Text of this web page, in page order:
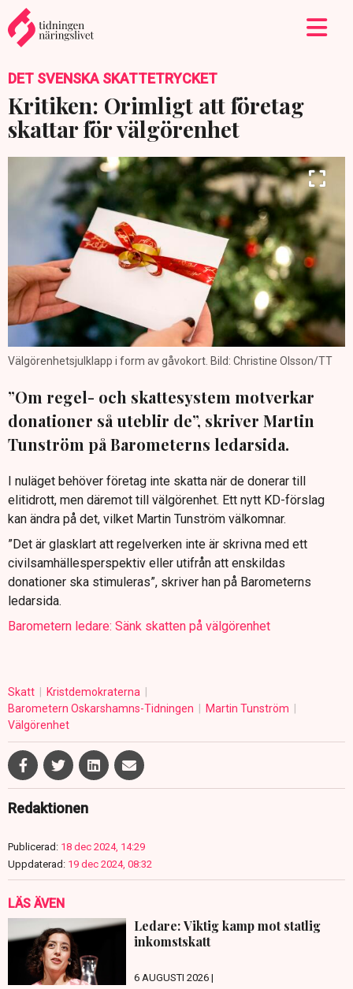
DET SVENSKA SKATTETRYCKET
Kritiken: Orimligt att företag
skattar för välgörenhet
Välgörenhetsjulklapp i form av gåvokort. Bild: Christine Olsson/TT
”Om regel- och skattesystem motverkar
donationer så uteblir de”, skriver Martin
Tunström på Barometerns ledarsida.
I nuläget behöver företag inte skatta när de donerar till
elitidrott, men däremot till välgörenhet. Ett nytt KD-förslag
kan ändra på det, vilket Martin Tunström välkomnar.
”Det är glasklart att regelverken inte är skrivna med ett
civilsamhällesperspektiv eller utifrån att enskildas
donationer ska stimuleras”, skriver han på Barometerns
ledarsida.
Barometern ledare: Sänk skatten på välgörenhet
Skatt
Kristdemokraterna
Barometern Oskarshamns-Tidningen
Martin Tunström
Välgörenhet
Redaktionen
Publicerad: 18 dec 2024, 14:29
Uppdaterad: 19 dec 2024, 08:32
LÄS ÄVEN
Ledare: Viktig kamp mot statlig
inkomstskatt
6 AUGUSTI 2026 |